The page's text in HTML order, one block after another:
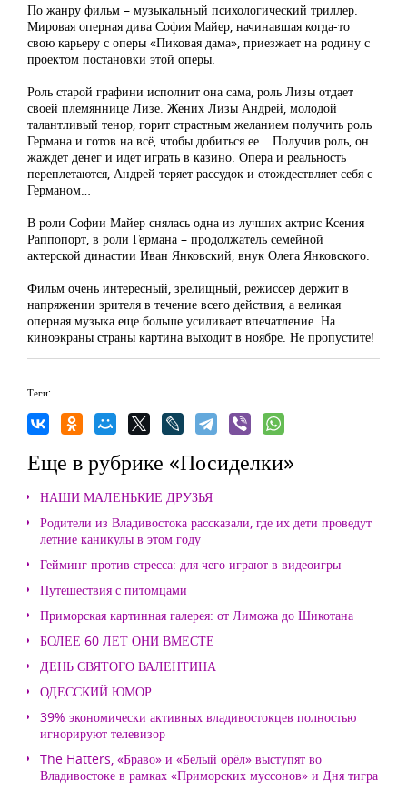
По жанру фильм – музыкальный психологический триллер.
Мировая оперная дива София Майер, начинавшая когда-то
свою карьеру с оперы «Пиковая дама», приезжает на родину с
проектом постановки этой оперы.
Роль старой графини исполнит она сама, роль Лизы отдает
своей племяннице Лизе. Жених Лизы Андрей, молодой
талантливый тенор, горит страстным желанием получить роль
Германа и готов на всё, чтобы добиться ее… Получив роль, он
жаждет денег и идет играть в казино. Опера и реальность
переплетаются, Андрей теряет рассудок и отождествляет себя с
Германом…
В роли Софии Майер снялась одна из лучших актрис Ксения
Раппопорт, в роли Германа – продолжатель семейной
актерской династии Иван Янковский, внук Олега Янковского.
Фильм очень интересный, зрелищный, режиссер держит в
напряжении зрителя в течение всего действия, а великая
оперная музыка еще больше усиливает впечатление. На
киноэкраны страны картина выходит в ноябре. Не пропустите!
Теги:
Еще в рубрике «Посиделки»
НАШИ МАЛЕНЬКИЕ ДРУЗЬЯ
Родители из Владивостока рассказали, где их дети проведут
летние каникулы в этом году
Гейминг против стресса: для чего играют в видеоигры
Путешествия с питомцами
Приморская картинная галерея: от Лиможа до Шикотана
БОЛЕЕ 60 ЛЕТ ОНИ ВМЕСТЕ
ДЕНЬ СВЯТОГО ВАЛЕНТИНА
ОДЕССКИЙ ЮМОР
39% экономически активных владивостокцев полностью
игнорируют телевизор
The Hatters, «Браво» и «Белый орёл» выступят во
Владивостоке в рамках «Приморских муссонов» и Дня тигра